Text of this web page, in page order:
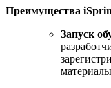
Преимущества
Запуск